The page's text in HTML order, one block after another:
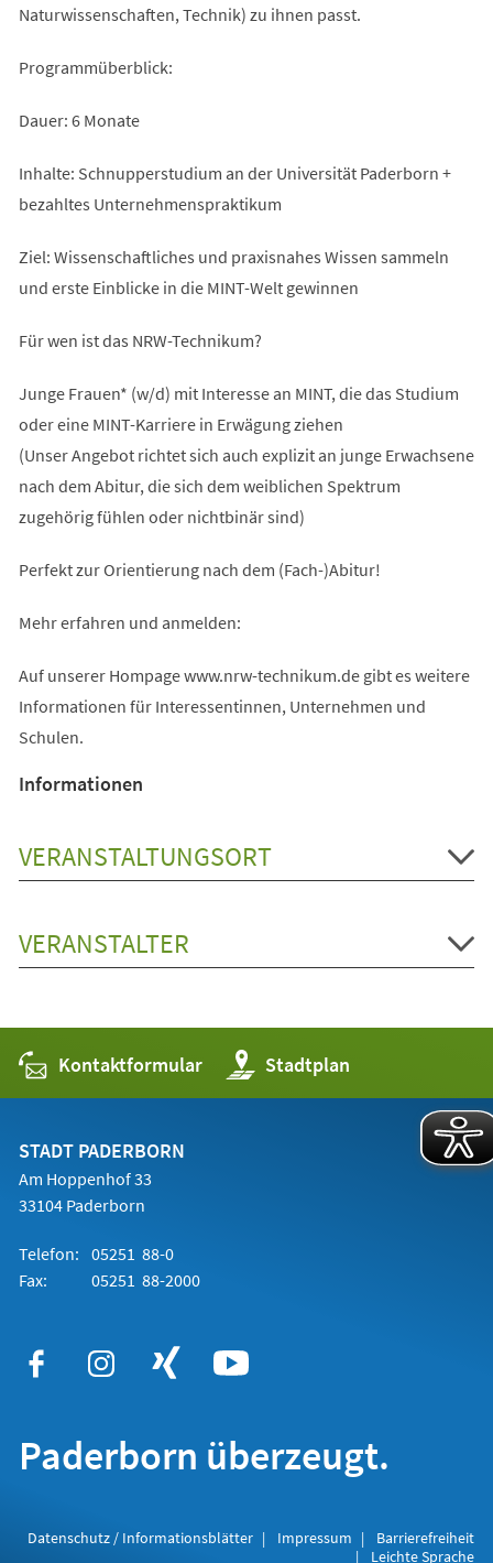
Naturwissenschaften, Technik) zu ihnen passt.
Programmüberblick:
Dauer: 6 Monate
Inhalte: Schnupperstudium an der Universität Paderborn +
bezahltes Unternehmenspraktikum
Ziel: Wissenschaftliches und praxisnahes Wissen sammeln
und erste Einblicke in die MINT-Welt gewinnen
Für wen ist das NRW-Technikum?
Junge Frauen* (w/d) mit Interesse an MINT, die das Studium
oder eine MINT-Karriere in Erwägung ziehen
(Unser Angebot richtet sich auch explizit an junge Erwachsene
nach dem Abitur, die sich dem weiblichen Spektrum
zugehörig fühlen oder nichtbinär sind)
Perfekt zur Orientierung nach dem (Fach-)Abitur!
Mehr erfahren und anmelden:
Auf unserer Hompage www.nrw-technikum.de gibt es weitere
Informationen für Interessentinnen, Unternehmen und
Schulen.
Informationen
VERANSTALTUNGSORT
VERANSTALTER
Kontaktformular Stadtplan
(Öffnet
in
einem
STADT PADERBORN
Am Hoppenhof 33
33104 Paderborn
Telefon: 05251 88-0
Fax:
05251 88-2000
Paderborn überzeugt.
Datenschutz / Informationsblätter Impressum
Barrierefreiheit
Leichte Sprache